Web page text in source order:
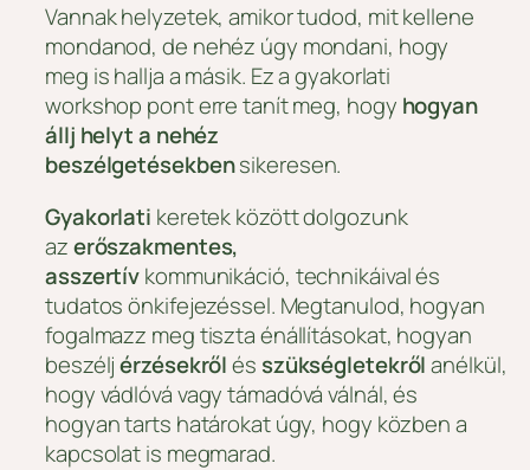
Vannak helyzetek, amikor tudod, mit kellene
mondanod, de nehéz úgy mondani, hogy
meg is hallja a másik. Ez a gyakorlati
workshop pont erre tanít meg, hogy hogyan
állj helyt a nehéz
beszélgetésekbensikeresen.
Gyakorlati keretek között dolgozunk
azerőszakmentes,
asszertívkommunikáció, technikáival és
tudatos önkifejezéssel. Megtanulod, hogyan
fogalmazz meg tiszta énállításokat, hogyan
beszéljérzésekrőlés szükségletekrőlanélkül,
hogy vádlóvá vagy támadóvá válnál, és
hogyan tarts határokat úgy, hogy közben a
kapcsolat is megmarad.